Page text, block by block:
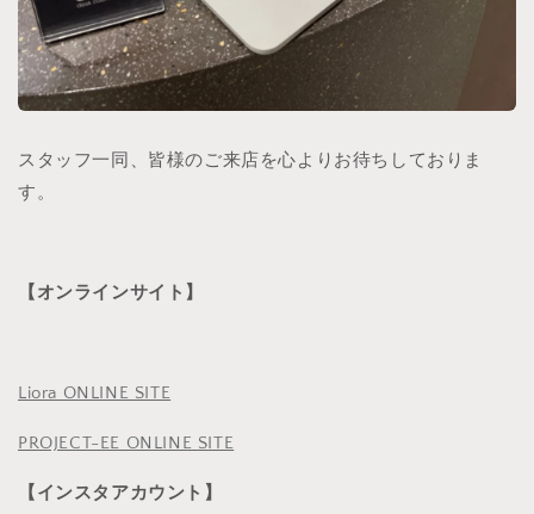
スタッフ一同、皆様のご来店を心よりお待ちしておりま
す。
【オンラインサイト】
Liora ONLINE SITE
PROJECT-EE ONLINE SITE
【インスタアカウント】